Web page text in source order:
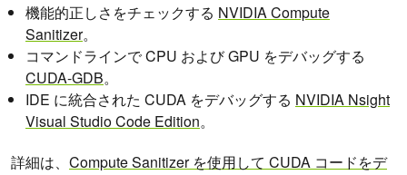
機能的正しさをチェックする NVIDIA Compute
Sanitizer。
コマンドラインで CPU および GPU をデバッグする
CUDA-GDB。
IDE に統合された CUDA をデバッグする NVIDIA Nsight
Visual Studio Code Edition。
詳細は、 Compute Sanitizer を使用して CUDA コードをデ